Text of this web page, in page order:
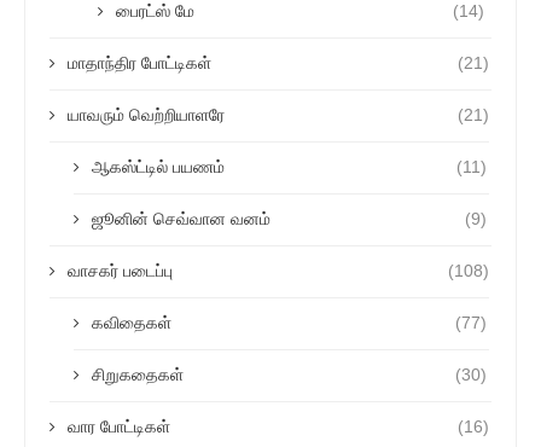
பைரட்ஸ் மே (14)
மாதாந்திர போட்டிகள் (21)
யாவரும் வெற்றியாளரே (21)
ஆகஸ்ட்டில் பயணம் (11)
ஜூனின் செவ்வான வனம் (9)
வாசகர் படைப்பு (108)
கவிதைகள் (77)
சிறுகதைகள் (30)
வார போட்டிகள் (16)